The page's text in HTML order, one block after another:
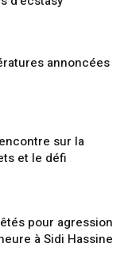
annoncées
sur la
et le défi
pour agression
à Sidi Hassine